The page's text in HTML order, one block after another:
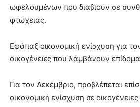
ωφελουμένων που διαβιούν σε
φτώχειας.
Εφάπαξ οικονομική ενίσχυση για
οικογένειες που λαμβάνουν επίδομα
Για τον Δεκέμβριο, προβλέπεται
οικονομική ενίσχυση σε